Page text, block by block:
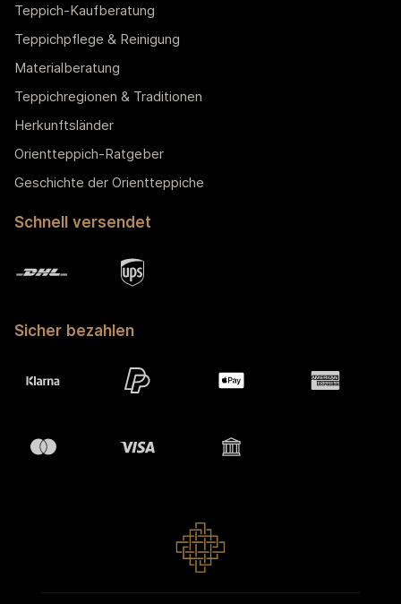
Teppich-Kaufberatung
Teppichpflege & Reinigung
Materialberatung
Teppichregionen & Traditionen
Herkunftsländer
Orientteppich-Ratgeber
Geschichte der Orientteppiche
Schnell versendet
Sicher bezahlen